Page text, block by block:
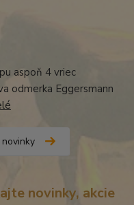
aspoň 4 vriec
odmerka Eggersmann
novinky, akcie